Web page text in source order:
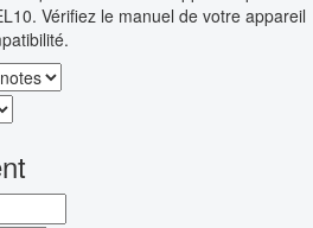
Vérifiez le manuel de votre appareil